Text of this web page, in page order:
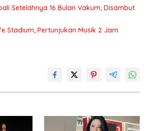
Setelahnya 16 Bulan Vakum, Disambut
Stadium, Pertunjukan Musik 2 Jam